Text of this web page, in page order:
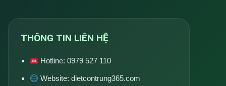
THÔNG TIN LIÊN HỆ
Hotline:0979 527 110
Website:dietcontrung365.com